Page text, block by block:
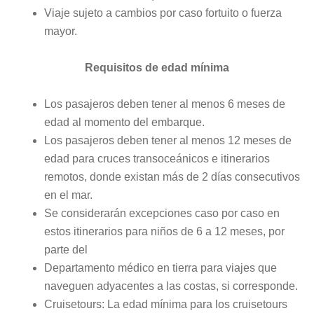
Viaje sujeto a cambios por caso fortuito o fuerza
mayor.
Requisitos de edad mínima
Los pasajeros deben tener al menos 6 meses de
edad al momento del embarque.
Los pasajeros deben tener al menos 12 meses de
edad para cruces transoceánicos e itinerarios
remotos, donde existan más de 2 días consecutivos
en el mar.
Se considerarán excepciones caso por caso en
estos itinerarios para niños de 6 a 12 meses, por
parte del
Departamento médico en tierra para viajes que
naveguen adyacentes a las costas, si corresponde.
Cruisetours: La edad mínima para los cruisetours